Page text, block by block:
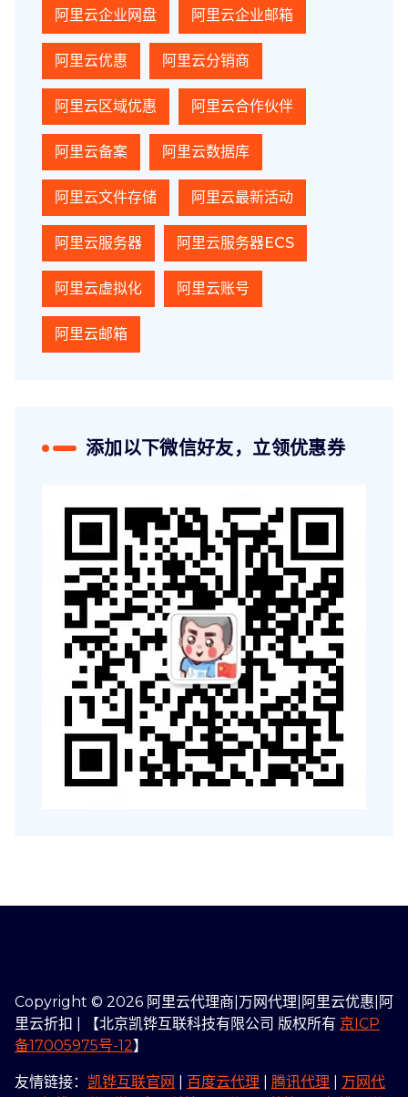
阿里云企业网盘 阿里云企业邮箱
阿里云优惠 阿里云分销商
阿里云区域优惠 阿里云合作伙伴
阿里云备案 阿里云数据库
阿里云文件存储 阿里云最新活动
阿里云服务器 阿里云服务器ECS
阿里云虚拟化 阿里云账号
阿里云邮箱
添加以下微信好友，立领优惠券
Copyright © 2026 阿里云代理商|万网代理|阿里云优惠|阿
里云折扣 | 【北京凯铧互联科技有限公司 版权所有 京ICP
备17005975号-12】
友情链接： 凯铧互联官网 百度云代理 腾讯代理
万网代